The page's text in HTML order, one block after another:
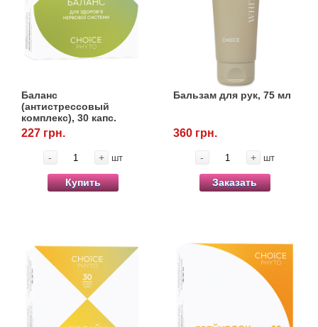
Баланс
(антистрессовый
комплекс), 30 капс.
227 грн.
- + шт
Купить
Бальзам для рук, 75 мл
360 грн.
- + шт
Заказать